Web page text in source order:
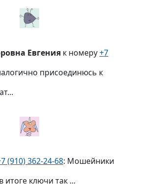
Евгения к номеру+7
присоединюсь к
(910) 362-24-68: Мошейники
итоге ключи так ...